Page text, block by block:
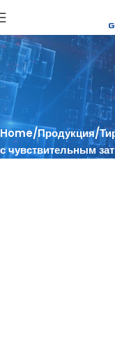
Home Продукция
с чувствительным